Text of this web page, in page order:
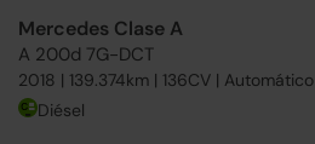
Mercedes Clase A
A 200d 7G-DCT
2018 | 139.374km | 136CV | Automático
Diésel